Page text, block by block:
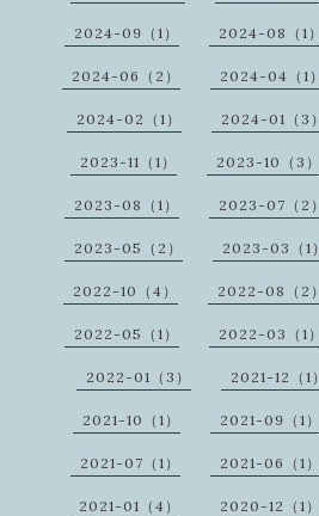
2024-09（1） 2024-08（1）
2024-06（2） 2024-04（1）
2024-02（1） 2024-01（3）
2023-11（1） 2023-10（3）
2023-08（1） 2023-07（2）
2023-05（2） 2023-03（1）
2022-10（4） 2022-08（2）
2022-05（1） 2022-03（1）
2022-01（3） 2021-12（1）
2021-10（1） 2021-09（1）
2021-07（1） 2021-06（1）
2021-01（4） 2020-12（1）